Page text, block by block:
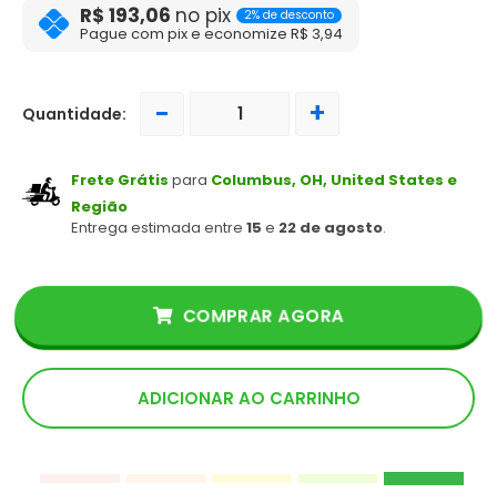
R$ 193,06 no pix 2% de desconto
Pague com pix e economize R$ 3,94
Quantidade: - +
Frete Grátis para Columbus, OH, United States e
Região
Entrega estimada entre 15 e 22 de agosto.
ADICIONAR AO CARRINHO
COMPRAR AGORA